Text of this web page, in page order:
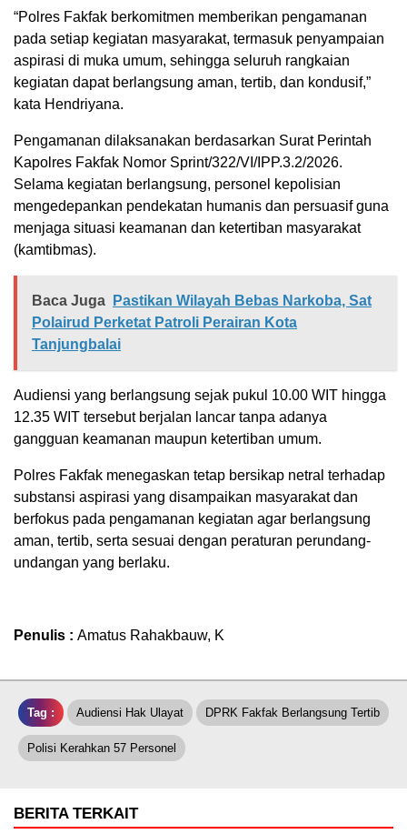
“Polres Fakfak berkomitmen memberikan pengamanan
pada setiap kegiatan masyarakat, termasuk penyampaian
aspirasi di muka umum, sehingga seluruh rangkaian
kegiatan dapat berlangsung aman, tertib, dan kondusif,”
kata Hendriyana.
Pengamanan dilaksanakan berdasarkan Surat Perintah
Kapolres Fakfak Nomor Sprint/322/VI/IPP.3.2/2026.
Selama kegiatan berlangsung, personel kepolisian
mengedepankan pendekatan humanis dan persuasif guna
menjaga situasi keamanan dan ketertiban masyarakat
(kamtibmas).
Baca Juga
Pastikan Wilayah Bebas Narkoba, Sat
Polairud Perketat Patroli Perairan Kota
Tanjungbalai
Audiensi yang berlangsung sejak pukul 10.00 WIT hingga
12.35 WIT tersebut berjalan lancar tanpa adanya
gangguan keamanan maupun ketertiban umum.
Polres Fakfak menegaskan tetap bersikap netral terhadap
substansi aspirasi yang disampaikan masyarakat dan
berfokus pada pengamanan kegiatan agar berlangsung
aman, tertib, serta sesuai dengan peraturan perundang-
undangan yang berlaku.
Penulis : Amatus Rahakbauw, K
Tag : Audiensi Hak Ulayat DPRK Fakfak Berlangsung Tertib
Polisi Kerahkan 57 Personel
BERITA TERKAIT